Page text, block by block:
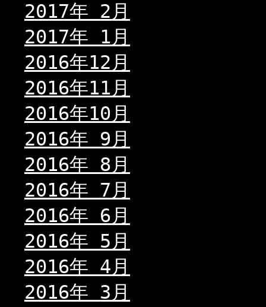
2017年 2月
2017年 1月
2016年12月
2016年11月
2016年10月
2016年 9月
2016年 8月
2016年 7月
2016年 6月
2016年 5月
2016年 4月
2016年 3月